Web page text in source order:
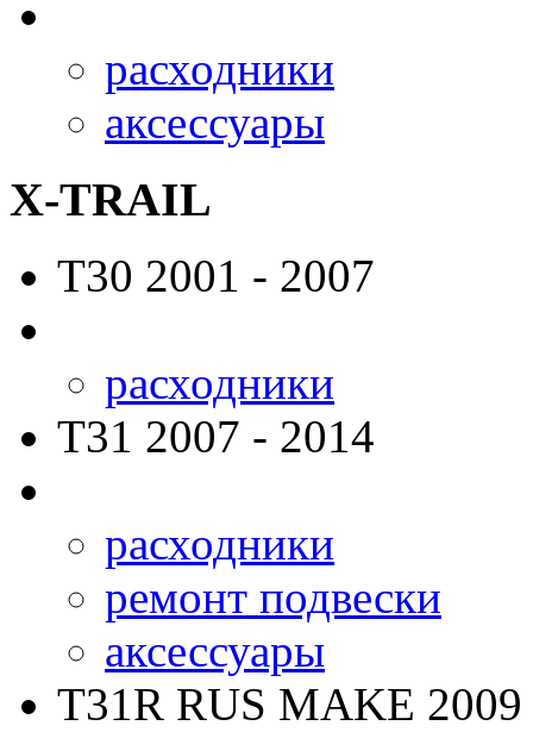
расходники
аксессуары
X-TRAIL
T30 2001 - 2007
расходники
T31 2007 - 2014
расходники
ремонт подвески
аксессуары
T31R RUS MAKE 2009